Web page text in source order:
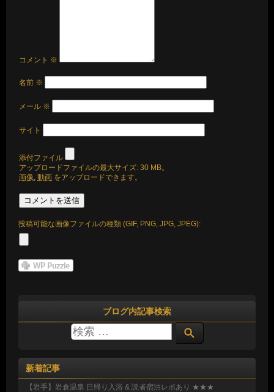
コメント ※
名前 ※
メール ※
サイト
添付ファイル
アップロードファイルの最大サイズ: 30 MB。
画像,動画 をアップロードできます。
投稿可能な画像ファイルの種類 (GIF, PNG, JPG, JPEG):
ブログ内記事検索
新着記事
【岩手】岩倉温泉 日帰り入浴 & 読者宿泊レポあり ★★★